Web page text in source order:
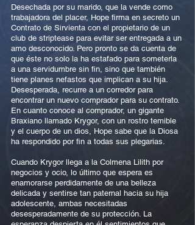
Desechada por su marido, que la vende como
trabajadora del placer, Hope firma en secreto un
Contrato de Sirvienta con el propietario de un
club de striptease para evitar ser entregada a un
amo desconocido. Pero pronto se da cuenta de
que éste no solo la ha estafado para someterla
a una servidumbre sin fin, sino que también
tiene planes nefastos que implican a su hija.
Desesperada, recurre a un corredor para
encontrar un nuevo comprador para su contrato.
En cuanto conoce al comprador, un gigante
Braxiano llamado Krygor, con un rostro temible
y el cuerpo de un dios, Hope sabe que la Diosa
ha respondido por fin a todas sus plegarias.
Cuando Krygor llega a la Colmena Lilith por
negocios y ocio, lo último que espera es
enamorarse perdidamente de una belleza
delicada y sentirse tan paternal hacia su hija
adolescente, ambas necesitadas
desesperadamente de su protección. La